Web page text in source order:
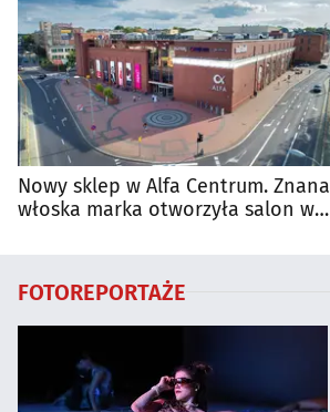
Nowy sklep w Alfa Centrum. Znana
włoska marka otworzyła salon w
FOTOREPORTAŻE